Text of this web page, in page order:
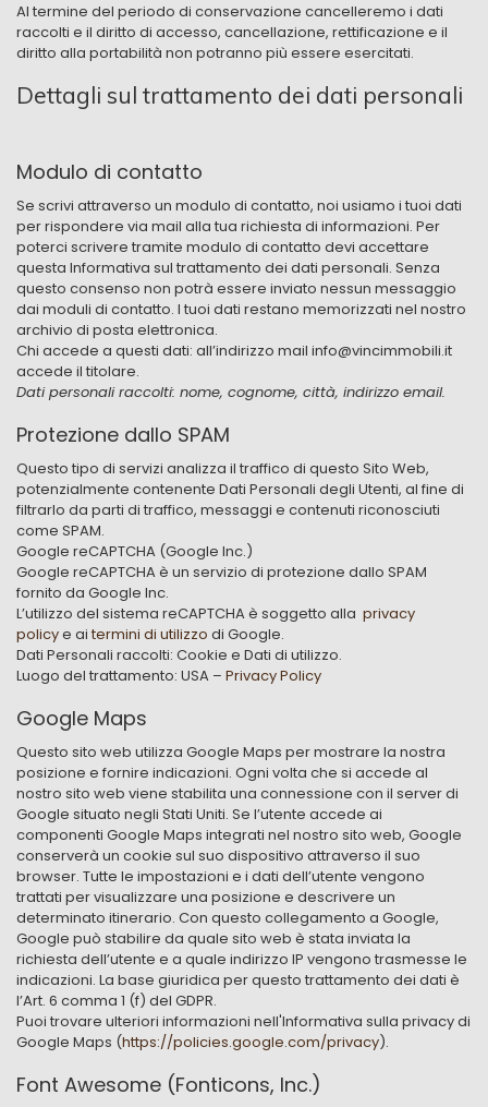
Al termine del periodo di conservazione cancelleremo i dati
raccolti e il diritto di accesso, cancellazione, rettificazione e il
diritto alla portabilità non potranno più essere esercitati.
Dettagli sul trattamento dei dati personali
Modulo di contatto
Se scrivi attraverso un modulo di contatto, noi usiamo i tuoi dati
per rispondere via mail alla tua richiesta di informazioni. Per
poterci scrivere tramite modulo di contatto devi accettare
questa Informativa sul trattamento dei dati personali. Senza
questo consenso non potrà essere inviato nessun messaggio
dai moduli di contatto. I tuoi dati restano memorizzati nel nostro
archivio di posta elettronica.
Chi accede a questi dati: all’indirizzo mail info@vincimmobili.it
accede il titolare.
Dati personali raccolti: nome, cognome, città, indirizzo email.
Protezione dallo SPAM
Questo tipo di servizi analizza il traffico di questo Sito Web,
potenzialmente contenente Dati Personali degli Utenti, al fine di
filtrarlo da parti di traffico, messaggi e contenuti riconosciuti
come SPAM.
Google reCAPTCHA (Google Inc.)
Google reCAPTCHA è un servizio di protezione dallo SPAM
fornito da Google Inc.
L’utilizzo del sistema reCAPTCHA è soggetto alla privacy
policye aitermini di utilizzo di Google.
Dati Personali raccolti: Cookie e Dati di utilizzo.
Luogo del trattamento: USA – Privacy Policy
Google Maps
Questo sito web utilizza Google Maps per mostrare la nostra
posizione e fornire indicazioni. Ogni volta che si accede al
nostro sito web viene stabilita una connessione con il server di
Google situato negli Stati Uniti. Se l’utente accede ai
componenti Google Maps integrati nel nostro sito web, Google
conserverà un cookie sul suo dispositivo attraverso il suo
browser. Tutte le impostazioni e i dati dell’utente vengono
trattati per visualizzare una posizione e descrivere un
determinato itinerario. Con questo collegamento a Google,
Google può stabilire da quale sito web è stata inviata la
richiesta dell’utente e a quale indirizzo IP vengono trasmesse le
indicazioni. La base giuridica per questo trattamento dei dati è
l’Art. 6 comma 1 (f) del GDPR.
Puoi trovare ulteriori informazioni nell'Informativa sulla privacy di
Google Maps (https://policies.google.com/privacy).
Font Awesome (Fonticons, Inc.)